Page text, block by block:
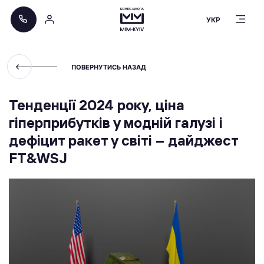
УКР
ПОВЕРНУТИСЬ НАЗАД
Тенденції 2024 року, ціна
гіперприбутків у модній галузі і
дефіцит ракет у світі – дайджест
FT&WSJ